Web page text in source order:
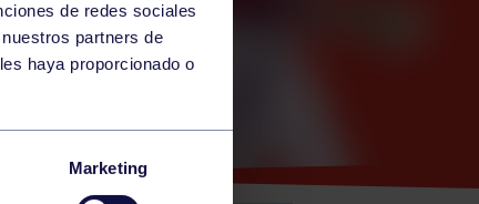
de redes sociales
partners de
haya proporcionado o
Marketing